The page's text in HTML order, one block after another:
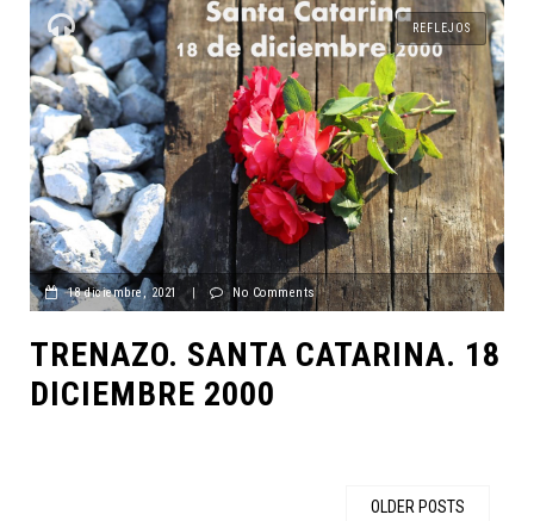
REFLEJOS
18 diciembre, 2021 | No Comments
TRENAZO. SANTA CATARINA. 18
DICIEMBRE 2000
OLDER POSTS